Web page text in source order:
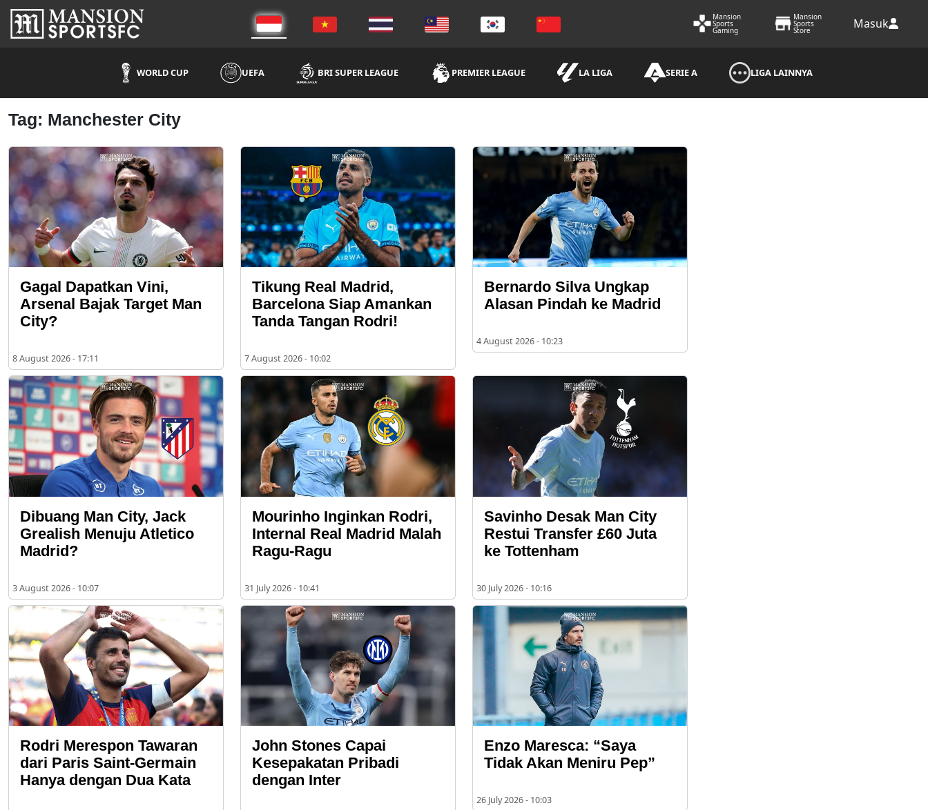
Mansion
Sports
Gaming
Mansion
Sports
Store Masuk
WORLD CUP UEFA BRI SUPER LEAGUE PREMIER LEAGUE LA LIGA SERIE A LIGA LAINNYA
Tag: Manchester City
Gagal Dapatkan Vini,
Arsenal Bajak Target Man
City?
8 August 2026 - 17:11
Tikung Real Madrid,
Barcelona Siap Amankan
Tanda Tangan Rodri!
7 August 2026 - 10:02
Bernardo Silva Ungkap
Alasan Pindah ke Madrid
4 August 2026 - 10:23
Dibuang Man City, Jack
Grealish Menuju Atletico
Madrid?
3 August 2026 - 10:07
Mourinho Inginkan Rodri,
Internal Real Madrid Malah
Ragu-Ragu
31 July 2026 - 10:41
Savinho Desak Man City
Restui Transfer £60 Juta
ke Tottenham
30 July 2026 - 10:16
Rodri Merespon Tawaran
dari Paris Saint-Germain
Hanya dengan Dua Kata
John Stones Capai
Kesepakatan Pribadi
dengan Inter
Enzo Maresca: “Saya
Tidak Akan Meniru Pep”
26 July 2026 - 10:03